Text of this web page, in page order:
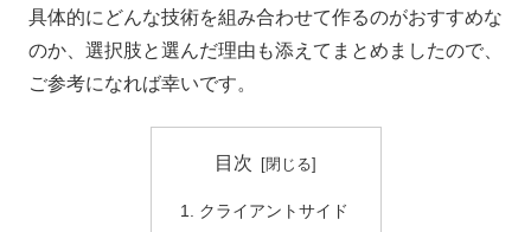
具体的にどんな技術を組み合わせて作るのがおすすめな
のか、選択肢と選んだ理由も添えてまとめましたので、
ご参考になれば幸いです。
目次
クライアントサイド